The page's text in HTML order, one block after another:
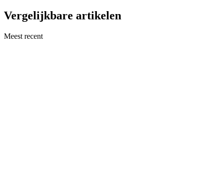
Vergelijkbare artikelen
Meest recent